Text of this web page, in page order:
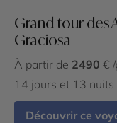
Grand tour des
Graciosa
À partir de 2490 €
14 jours et 13 nuits
Découvrir ce